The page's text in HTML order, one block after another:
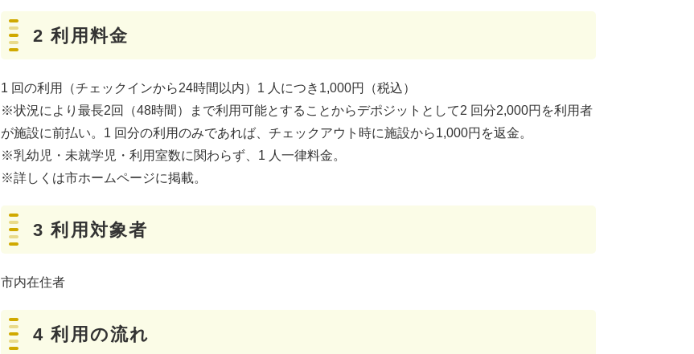
2 利用料金
1 回の利用（チェックインから24時間以内）1 人につき1,000円（税込）
※状況により最長2回（48時間）まで利用可能とすることからデポジットとして2 回分2,000円を利用者
が施設に前払い。1 回分の利用のみであれば、チェックアウト時に施設から1,000円を返金。
※乳幼児・未就学児・利用室数に関わらず、1 人一律料金。
※詳しくは市ホームページに掲載。
3 利用対象者
市内在住者
4 利用の流れ